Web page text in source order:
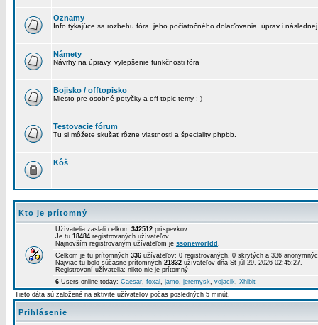
Oznamy
Info týkajúce sa rozbehu fóra, jeho počiatočného dolaďovania, úprav i
Námety
Návrhy na úpravy, vylepšenie funkčnosti fóra
Bojisko / offtopisko
Miesto pre osobné potyčky a off-topic temy :-)
Testovacie fórum
Tu si môžete skušať rôzne vlastnosti a špeciality phpbb.
Kôš
Kto je prítomný
Užívatelia zaslali celkom 342512 príspevkov.
Je tu 18484 registrovaných užívateľov.
Najnovším registrovaným užívateľom je ssoneworldd .
Celkom je tu prítomných 336 užívateľov: 0 registrovaných, 0 skrytých a 336
Najviac tu bolo súčasne prítomných 21832 užívateľov dňa St júl 29, 2026 02:45:27.
Registrovaní užívatelia: nikto nie je prítomný
6 Users online today: Caesar, foxal , jamo, jeremysk, vojacik, Xhibit
Tieto dáta sú založené na aktivite užívateľov počas posledných 5 minút.
Prihlásenie